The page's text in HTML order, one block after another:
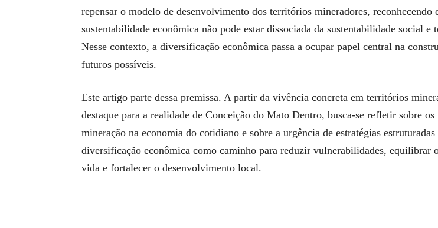
repensar o modelo de desenvolvimento dos territórios mineradores, reconhecendo
sustentabilidade econômica não pode estar dissociada da sustentabilidade social e
Nesse contexto, a diversificação econômica passa a ocupar papel central na
futuros possíveis.
Este artigo parte dessa premissa. A partir da vivência concreta em territórios
destaque para a realidade de Conceição do Mato Dentro, busca-se refletir sobre os
mineração na economia do cotidiano e sobre a urgência de estratégias estruturadas
diversificação econômica como caminho para reduzir vulnerabilidades, equilibrar
vida e fortalecer o desenvolvimento local.